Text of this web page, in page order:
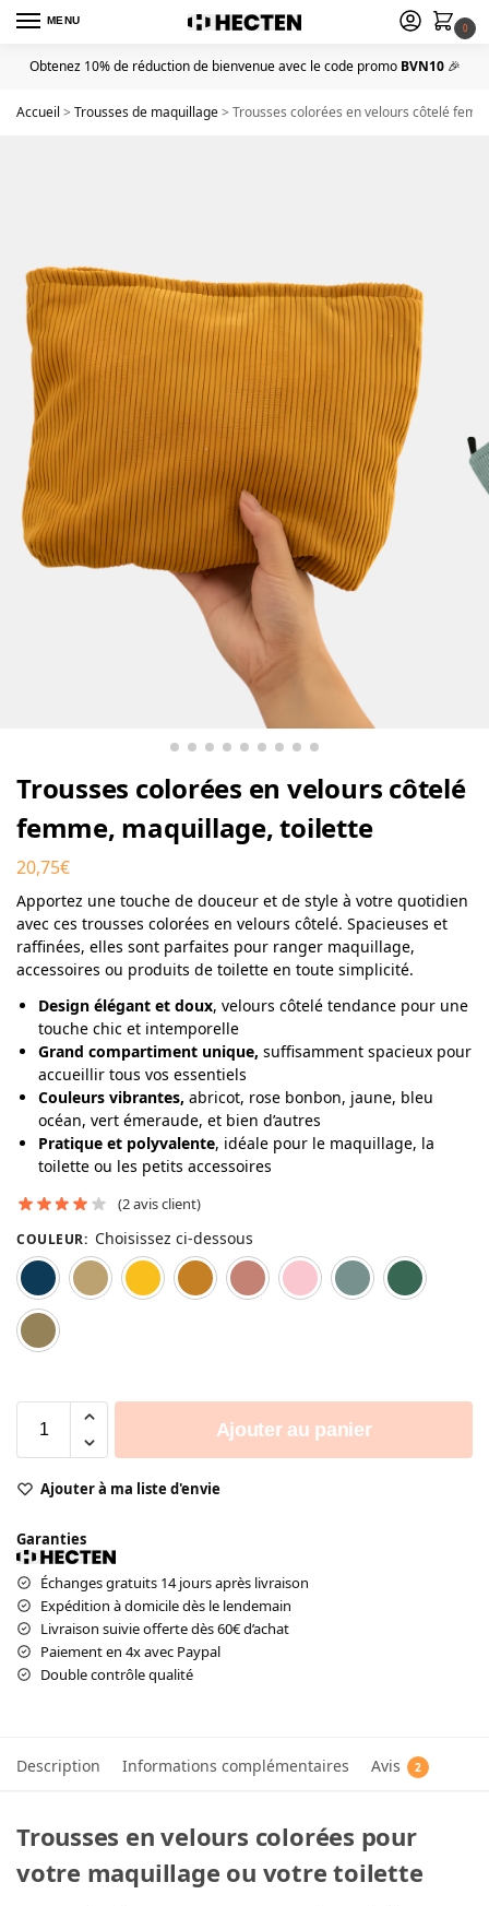
MENU
0
Obtenez 10% de réduction de bienvenue avec le code promo BVN10🎉
Accueil > Trousses de maquillage> Trousses colorées en velours côtelé
Trousses colorées en velours côtelé
femme, maquillage, toilette
20,75€
Apportez une touche de douceur et de style à votre quotidien
avec ces trousses colorées en velours côtelé. Spacieuses et
raffinées, elles sont parfaites pour ranger maquillage,
accessoires ou produits de toilette en toute simplicité.
Design élégant et doux, velours côtelé tendance pour une
touche chic et intemporelle
Grand compartiment unique, suffisamment spacieux pour
accueillir tous vos essentiels
Couleurs vibrantes, abricot, rose bonbon, jaune, bleu
océan, vert émeraude, et bien d’autres
Pratique et polyvalente, idéale pour le maquillage, la
toilette ou les petits accessoires
(2avis client)
COULEUR: Choisissez ci-dessous
Bleu océanAbricot Jaune Marron Rose Rose bonbon
Ajouter au panier
Ajouter à ma liste d'envie
Garanties
Échanges gratuits 14 jours après livraison
Expédition à domicile dès le lendemain
Livraison suivie offerte dès 60€ d’achat
Paiement en 4x avec Paypal
Double contrôle qualité
Description Informations complémentaires Avis 2
Trousses en velours colorées pour
votre maquillage ou votre toilette